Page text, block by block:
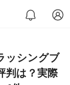
ッシングブ
判は？実際